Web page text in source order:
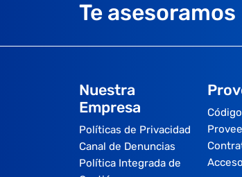
Te asesoramos
Nuestra
Empresa
Políticas de Privacidad
Canal de Denuncias
Política Integrada de